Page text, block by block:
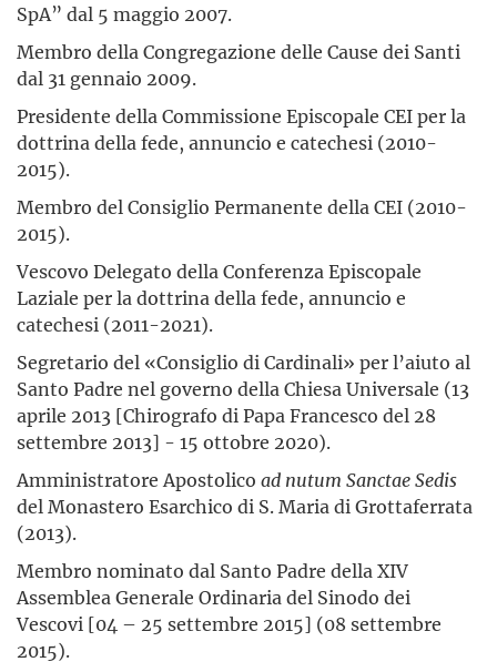
SpA” dal 5 maggio 2007.
Membro della Congregazione delle Cause dei Santi
dal 31 gennaio 2009.
Presidente della Commissione Episcopale CEI per la
dottrina della fede, annuncio e catechesi (2010-
2015).
Membro del Consiglio Permanente della CEI (2010-
2015).
Vescovo Delegato della Conferenza Episcopale
Laziale per la dottrina della fede, annuncio e
catechesi (2011-2021).
Segretario del «Consiglio di Cardinali» per l’aiuto al
Santo Padre nel governo della Chiesa Universale (13
aprile 2013 [Chirografo di Papa Francesco del 28
settembre 2013] - 15 ottobre 2020).
Amministratore Apostolico ad nutum Sanctae Sedis
del Monastero Esarchico di S. Maria di Grottaferrata
(2013).
Membro nominato dal Santo Padre della XIV
Assemblea Generale Ordinaria del Sinodo dei
Vescovi [04 – 25 settembre 2015] (08 settembre
2015).